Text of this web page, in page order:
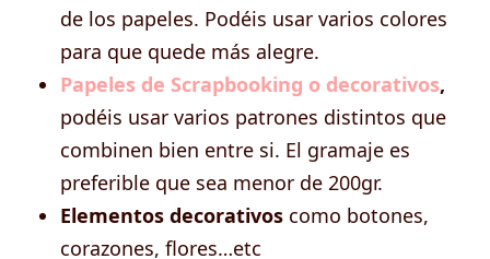
de los papeles. Podéis usar varios colores
para que quede más alegre.
Papeles de Scrapbooking o decorativos,
podéis usar varios patrones distintos que
combinen bien entre si. El gramaje es
preferible que sea menor de 200gr.
Elementos decorativos como botones,
corazones, flores…etc